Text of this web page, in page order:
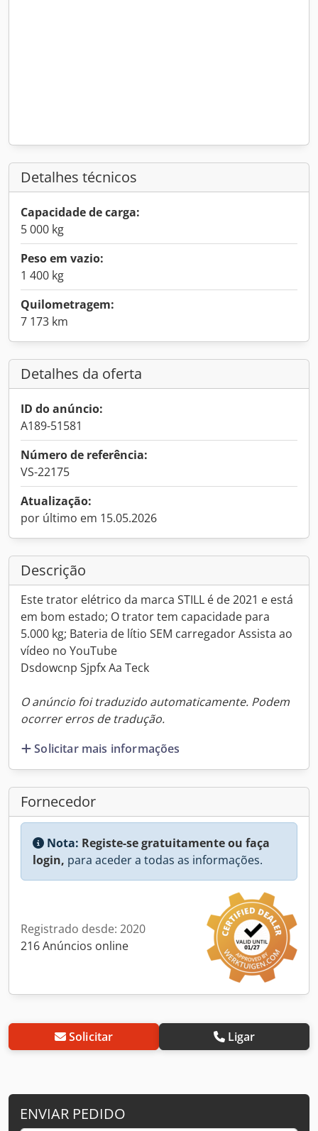
Detalhes técnicos
Capacidade de carga:
5 000 kg
Peso em vazio:
1 400 kg
Quilometragem:
7 173 km
Detalhes da oferta
ID do anúncio:
A189-51581
Número de referência:
VS-22175
Atualização:
por último em 15.05.2026
Descrição
Este trator elétrico da marca STILL é de 2021 e está
em bom estado; O trator tem capacidade para
5.000 kg; Bateria de lítio SEM carregador Assista ao
vídeo no YouTube
Dsdowcnp Sjpfx Aa Teck
O anúncio foi traduzido automaticamente. Podem
ocorrer erros de tradução.
Solicitar mais informações
Fornecedor
Nota: Registe-se gratuitamente ou faça
login, para aceder a todas as informações.
Registrado desde: 2020
216 Anúncios online
Solicitar Ligar
ENVIAR PEDIDO